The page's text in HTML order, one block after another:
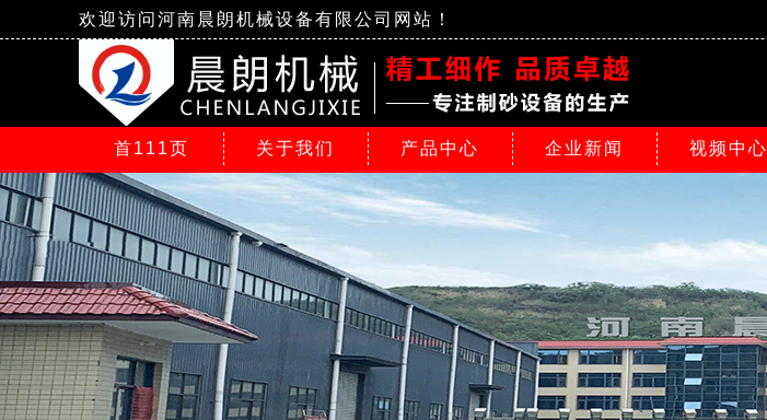
欢迎访问河南晨朗机械设备有限公司网站！
首111页 关于我们 产品中心 企业新闻 视频中心